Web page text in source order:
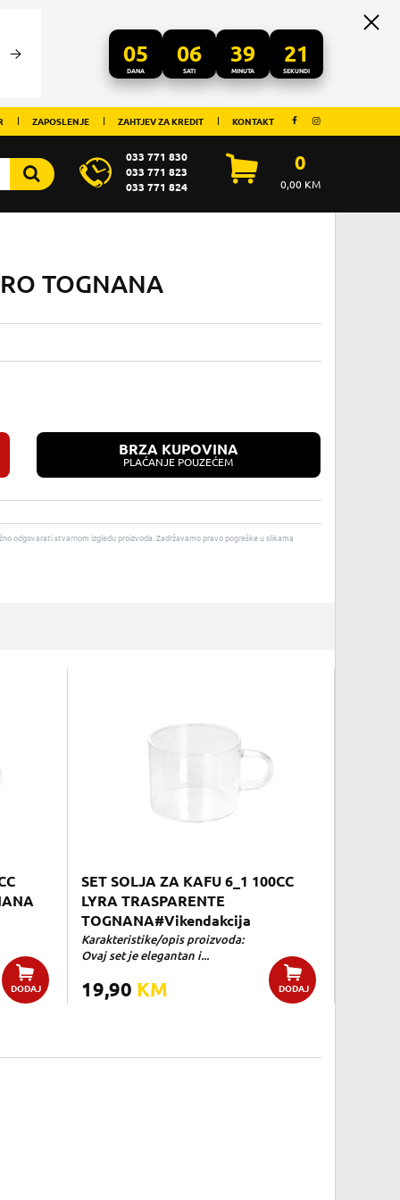
05
DANA
06
SATI
39
MINUTA
21
SEKUNDI
ZAPOSLENJE ZAHTJEV ZA KREDIT KONTAKT
033 771 830
033 771 823
033 771 824
0
0,00KM
TOGNANA
BRZA KUPOVINA
PLAĆANJE POUZEĆEM
odgovarati stvarnom izgledu proizvoda. Zadržavamo pravo pogreške u slikama
DODAJ
SET SOLJA ZA KAFU 6_1 100CC
LYRA TRASPARENTE
TOGNANA#Vikendakcija
Karakteristike/opis proizvoda:
Ovaj set je elegantan i...
19,90 KM DODAJ